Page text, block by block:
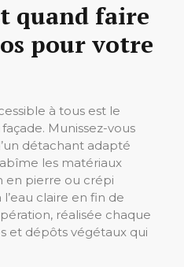
quand faire
pour votre
à tous est le
Munissez-vous
détachant adapté
les matériaux
en pierre ou crépi
claire en fin de
réalisée chaque
et dépôts végétaux qui